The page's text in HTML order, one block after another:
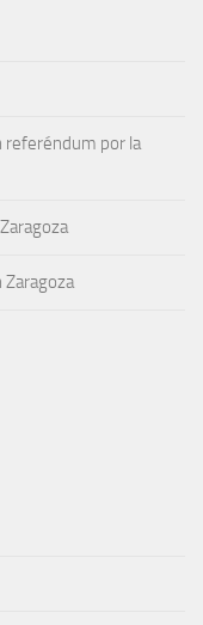
referéndum por la
Zaragoza